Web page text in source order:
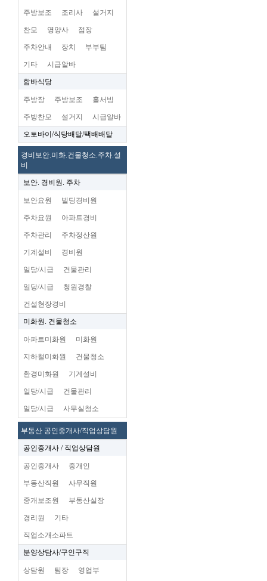
주방보조 조리사 설거지
찬모 영양사 점장
주차안내 장치 부부팀
기타 시급알바
함바식당
주방장 주방보조 홀서빙
주방찬모 설거지 시급알바
오토바이/식당배달/택배배달
경비보안.미화.건물청소.주차.설
비
보안. 경비원. 주차
보안요원 빌딩경비원
주차요원 아파트경비
주차관리 주차정산원
기계설비 경비원
일당/시급 건물관리
일당/시급 청원경찰
건설현장경비
미화원. 건물청소
아파트미화원 미화원
지하철미화원 건물청소
환경미화원 기계설비
일당/시급 건물관리
일당/시급 사무실청소
부동산 공인중개사/직업상담원
공인중개사 / 직업상담원
공인중개사 중개인
부동산직원 사무직원
중개보조원 부동산실장
경리원 기타
직업소개소파트
분양상담사/구인구직
상담원 팀장 영업부